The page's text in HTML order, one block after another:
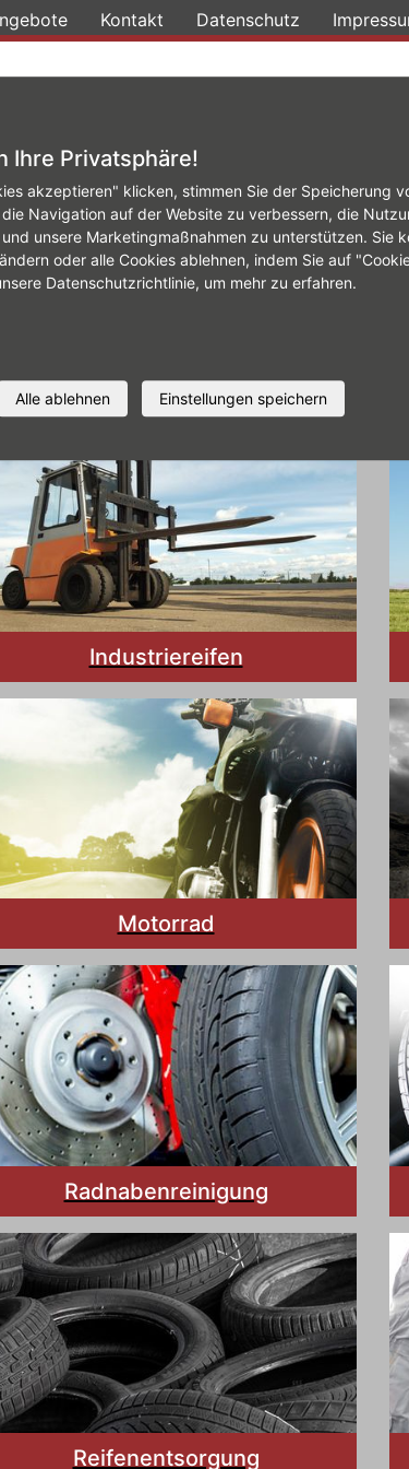
Ihre Privatsphäre!
akzeptieren" klicken, stimmen Sie der Speicherung
Navigation auf der Website zu verbessern, die
unsere Marketingmaßnahmen zu unterstützen. Sie
oder alle Cookies ablehnen, indem Sie auf
Datenschutzrichtlinie, um mehr zu erfahren.
Alle ablehnen Einstellungen speichern
Kontakt Datenschutz
Auto & Reifen
Industriereifen
Motorrad
Radnabenreinigung
Reifenentsorgung